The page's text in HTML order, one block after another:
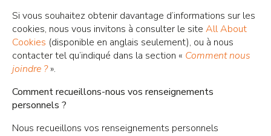
Si vous souhaitez obtenir davantage d’informations sur les
cookies, nous vous invitons à consulter le site All About
Cookies (disponible en anglais seulement), ou à nous
contacter tel qu’indiqué dans la section « Comment nous
joindre ? ».
Comment recueillons-nous vos renseignements
personnels ?
Nous recueillons vos renseignements personnels